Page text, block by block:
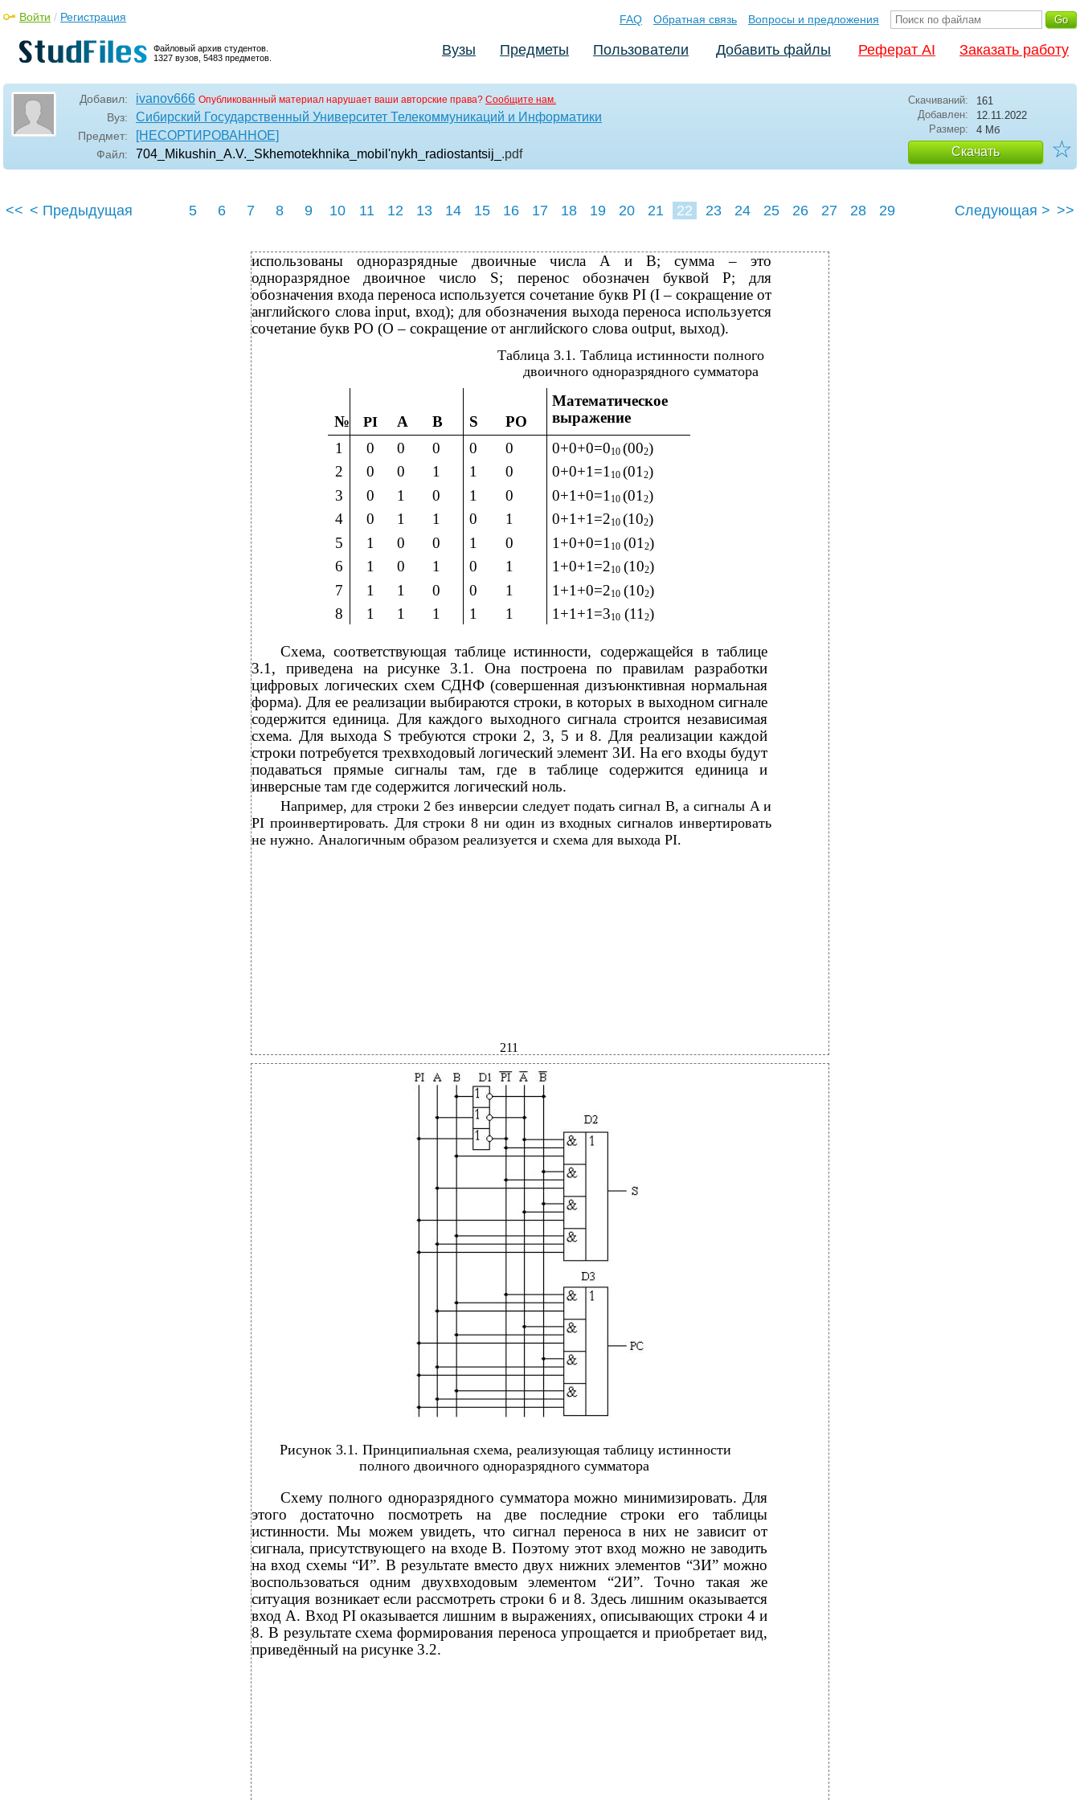
Файловый архив студентов.
1327 вузов, 5483 предметов.
Войти / Регистрация FAQ Обратная связь Вопросы и предложения
Вузы Предметы Пользователи Добавить файлы Реферат AI Заказать работу
Добавил: ivanov666 Опубликованный материал нарушает ваши авторские права? Сообщите нам.
Вуз: Сибирский Государственный Университет Телекоммуникаций и Информатики
Предмет: [НЕСОРТИРОВАННОЕ]
Файл: 704_Mikushin_A.V._Skhemotekhnika_mobil'nykh_radiostantsij_ .pdf
Скачиваний:
161
Добавлен:
12.11.2022
Размер:
4 Мб
Скачать ☆
<< < Предыдущая 5 6 7 8 9 10 11 12 13 14 15 16 17 18 19 20 21 22 23 24 25 26 27 28 29 Следующая > >>
использованы одноразрядные двоичные числа A и B; сумма – это
одноразрядное двоичное число S; перенос обозначен буквой P; для
обозначения входа переноса используется сочетание букв PI (I – сокращение от
английского слова input, вход); для обозначения выхода переноса используется
сочетание букв PO (O – сокращение от английского слова output, выход).
Таблица 3.1. Таблица истинности полного
двоичного одноразрядного сумматора
Математическое
№
PI A B S PO
выражение
1
0 0 0 0 0 0+0+0=010 (002)
2
0 0 1 1 0 0+0+1=1 10 (01 2)
3
0 1 0 1 0 0+1+0=1 10 (01 2)
4
0 1 1 0 1 0+1+1=210 (102)
5
1 0 0 1 0 1+0+0=1 10 (01 2)
6
1 0 1 0 1 1+0+1=210 (102)
7
1 1 0 0 1 1+1+0=210 (102)
8
1 1 1 1 1 1+1+1=310 (11 2)
Схема, соответствующая таблице истинности, содержащейся в таблице
3.1, приведена на рисунке 3.1. Она построена по правилам разработки
цифровых логических схем СДНФ (совершенная дизъюнктивная нормальная
форма). Для ее реализации выбираются строки, в которых в выходном сигнале
содержится единица. Для каждого выходного сигнала строится независимая
схема. Для выхода S требуются строки 2, 3, 5 и 8. Для реализации каждой
строки потребуется трехвходовый логический элемент 3И. На его входы будут
подаваться прямые сигналы там, где в таблице содержится единица и
инверсные там где содержится логический ноль.
Например, для строки 2 без инверсии следует подать сигнал B, а сигналы A и
PI проинвертировать. Для строки 8 ни один из входных сигналов инвертировать
не нужно. Аналогичным образом реализуется и схема для выхода PI.
211
Рисунок 3.1. Принципиальная схема, реализующая таблицу истинности
полного двоичного одноразрядного сумматора
Схему полного одноразрядного сумматора можно минимизировать. Для
этого достаточно посмотреть на две последние строки его таблицы
истинности. Мы можем увидеть, что сигнал переноса в них не зависит от
сигнала, присутствующего на входе B. Поэтому этот вход можно не заводить
на вход схемы “И”. В результате вместо двух нижних элементов “3И” можно
воспользоваться одним двухвходовым элементом “2И”. Точно такая же
ситуация возникает если рассмотреть строки 6 и 8. Здесь лишним оказывается
вход A. Вход PI оказывается лишним в выражениях, описывающих строки 4 и
8. В результате схема формирования переноса упрощается и приобретает вид,
приведённый на рисунке 3.2.